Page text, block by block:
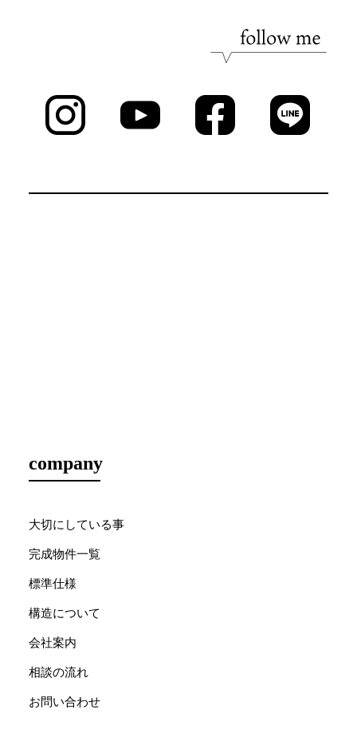
company
大切にしている事
完成物件一覧
標準仕様
構造について
会社案内
相談の流れ
お問い合わせ